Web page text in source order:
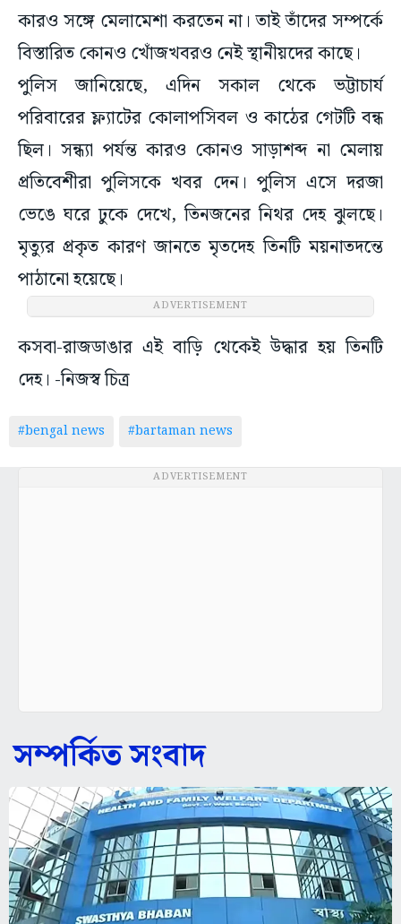
কারও সঙ্গে মেলামেশা করতেন না। তাই তাঁদের সম্পর্কে
বিস্তারিত কোনও খোঁজখবরও নেই স্থানীয়দের কাছে।
পুলিস জানিয়েছে, এদিন সকাল থেকে ভট্টাচার্য
পরিবারের ফ্ল্যাটের কোলাপসিবল ও কাঠের গেটটি বন্ধ
ছিল। সন্ধ্যা পর্যন্ত কারও কোনও সাড়াশব্দ না মেলায়
প্রতিবেশীরা পুলিসকে খবর দেন। পুলিস এসে দরজা
ভেঙে ঘরে ঢুকে দেখে, তিনজনের নিথর দেহ ঝুলছে।
মৃত্যুর প্রকৃত কারণ জানতে মৃতদেহ তিনটি ময়নাতদন্তে
পাঠানো হয়েছে।
ADVERTISEMENT
কসবা-রাজডাঙার এই বাড়ি থেকেই উদ্ধার হয় তিনটি
দেহ। -নিজস্ব চিত্র
#bengal news #bartaman news
ADVERTISEMENT
সম্পর্কিত সংবাদ